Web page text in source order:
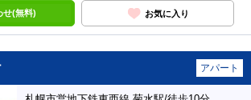
せ(無料) お気に入り
アパート